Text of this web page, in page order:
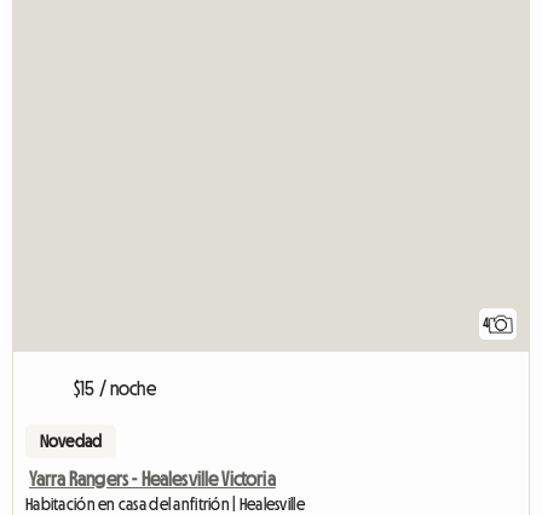
4
$15 / noche
Novedad
Yarra Rangers - Healesville Victoria
Habitación en casa del anfitrión | Healesville